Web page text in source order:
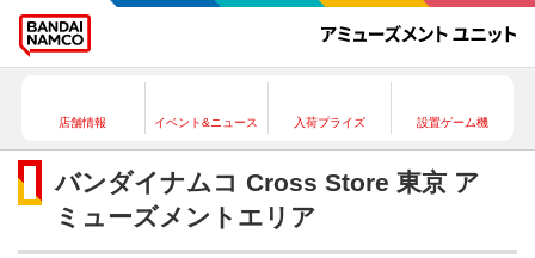
店舗情報 イベント&ニュース 入荷プライズ 設置ゲーム機
バンダイナムコ Cross Store 東京 ア
ミューズメントエリア